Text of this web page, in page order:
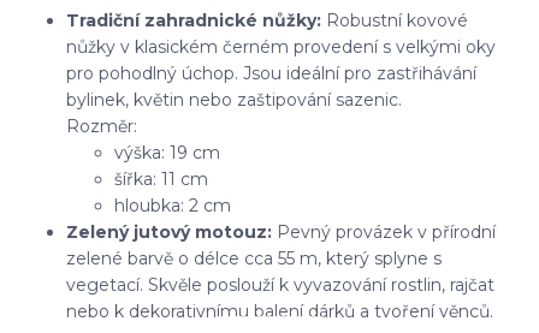
Tradiční zahradnické nůžky: Robustní kovové
nůžky v klasickém černém provedení s velkými oky
pro pohodlný úchop. Jsou ideální pro zastřihávání
bylinek, květin nebo zaštipování sazenic.
Rozměr:
výška: 19 cm
šířka: 11 cm
hloubka: 2 cm
Zelený jutový motouz: Pevný provázek v přírodní
zelené barvě o délce cca 55 m, který splyne s
vegetací. Skvěle poslouží k vyvazování rostlin, rajčat
nebo k dekorativnímu balení dárků a tvoření věnců.